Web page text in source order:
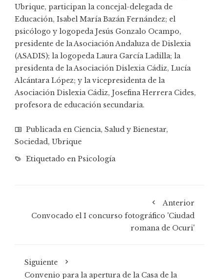
Ubrique, participan la concejal-delegada de
Educación, Isabel María Bazán Fernández; el
psicólogo y logopeda Jesús Gonzalo Ocampo,
presidente de la Asociación Andaluza de Dislexia
(ASADIS); la logopeda Laura García Ladilla; la
presidenta de la Asociación Dislexia Cádiz, Lucía
Alcántara López; y la vicepresidenta de la
Asociación Dislexia Cádiz, Josefina Herrera Cides,
profesora de educación secundaria.
Publicada en Ciencia, Salud y Bienestar,
Sociedad, Ubrique
Etiquetado en Psicología
Anterior
Convocado el I concurso fotográfico 'Ciudad
romana de Ocuri'
Siguiente
Convenio para la apertura de la Casa de la